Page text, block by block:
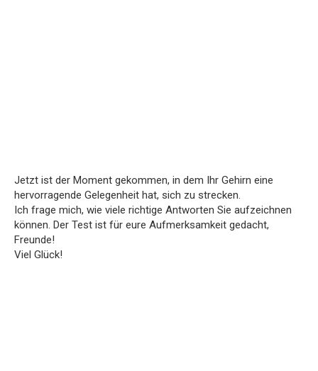
Jetzt ist der Moment gekommen, in dem Ihr Gehirn eine
hervorragende Gelegenheit hat, sich zu strecken.
Ich frage mich, wie viele richtige Antworten Sie aufzeichnen
können. Der Test ist für eure Aufmerksamkeit gedacht,
Freunde!
Viel Glück!